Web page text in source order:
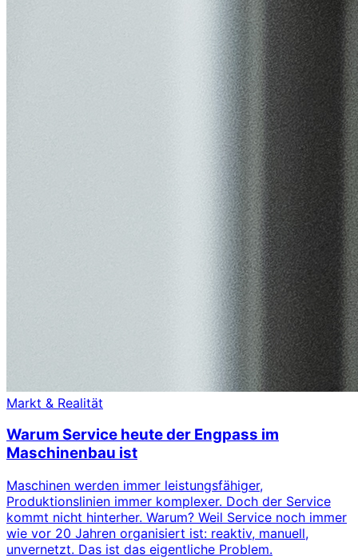
Markt & Realität
Warum Service heute der Engpass im
Maschinenbau ist
Maschinen werden immer leistungsfähiger,
Produktionslinien immer komplexer. Doch der Service
kommt nicht hinterher. Warum? Weil Service noch immer
wie vor 20 Jahren organisiert ist: reaktiv, manuell,
unvernetzt. Das ist das eigentliche Problem.